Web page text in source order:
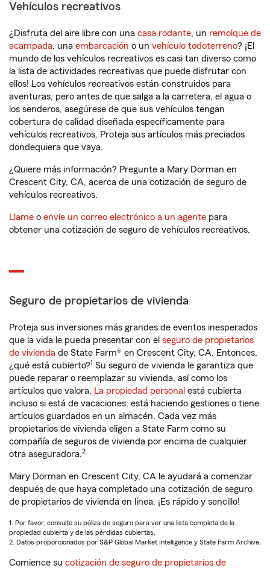
Vehículos recreativos
¿Disfruta del aire libre con una casa rodante, un remolque de
acampada, una embarcación o un vehículo todoterreno? ¡El
mundo de los vehículos recreativos es casi tan diverso como
la lista de actividades recreativas que puede disfrutar con
ellos! Los vehículos recreativos están construidos para
aventuras, pero antes de que salga a la carretera, el agua o
los senderos, asegúrese de que sus vehículos tengan
cobertura de calidad diseñada específicamente para
vehículos recreativos. Proteja sus artículos más preciados
dondequiera que vaya.
¿Quiere más información? Pregunte a Mary Dorman en
Crescent City, CA, acerca de una cotización de seguro de
vehículos recreativos.
Llame o envíe un correo electrónico a un agente para
obtener una cotización de seguro de vehículos recreativos.
Seguro de propietarios de vivienda
Proteja sus inversiones más grandes de eventos inesperados
que la vida le pueda presentar con el seguro de propietarios
de vivienda de State Farm® en Crescent City, CA. Entonces,
¿qué está cubierto?1 Su seguro de vivienda le garantiza que
puede reparar o reemplazar su vivienda, así como los
artículos que valora. La propiedad personal está cubierta
incluso si está de vacaciones, está haciendo gestiones o tiene
artículos guardados en un almacén. Cada vez más
propietarios de vivienda eligen a State Farm como su
compañía de seguros de vivienda por encima de cualquier
otra aseguradora.2
Mary Dorman en Crescent City, CA le ayudará a comenzar
después de que haya completado una cotización de seguro
de propietarios de vivienda en línea. ¡Es rápido y sencillo!
1. Por favor, consulte su póliza de seguro para ver una lista completa de la
propiedad cubierta y de las pérdidas cubiertas.
2. Datos proporcionados por S&P Global Market Intelligence y State Farm Archive.
Comience su cotización de seguro de propietarios de